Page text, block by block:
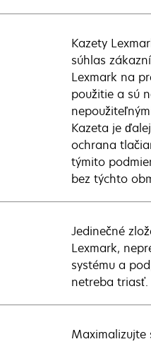
Kazety
súhlas
Lexmark na
použitie a sú
Kazeta je
ochrana
týmito
bez týchto
Jedinečné
Lexmark,
systému a
netreba triasť.
Maximalizujte